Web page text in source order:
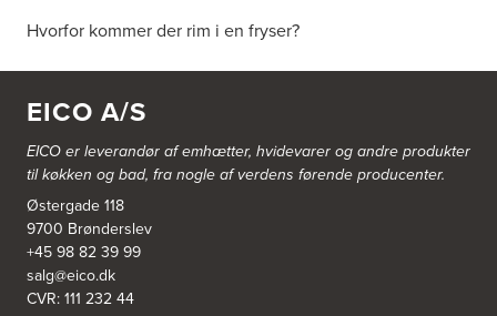
Hvorfor kommer der rim i en fryser?
EICO A/S
EICO er leverandør af emhætter, hvidevarer ogandre produkter
til køkken og bad, fra nogle af verdens førende producenter.
Østergade 118
9700 Brønderslev
+45 98 82 39 99
salg@eico.dk
CVR: 111 232 44